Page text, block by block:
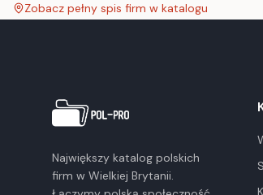
Zobacz pełny spis firm w katalogu
Największy katalog polskich
firm w Wielkiej Brytanii.